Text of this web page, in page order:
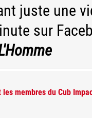
juste une
sur
les membres du Cub